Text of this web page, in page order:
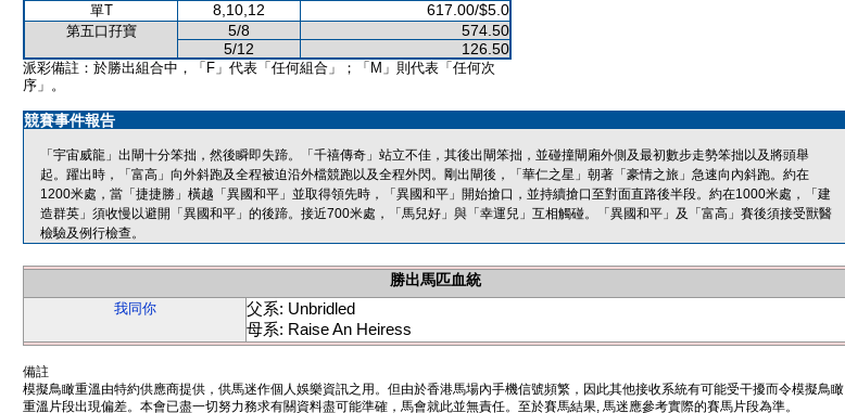
單T 8,10,12 617.00/$5.0
第五口孖寶 5/8
574.50
5/12
126.50
派彩備註：於勝出組合中，「F」代表「任何組合」；「M」則代表「任何次
序」。
競賽事件報告
「宇宙威龍」出閘十分笨拙，然後瞬即失蹄。「千禧傳奇」站立不佳，其後出閘笨拙，並碰撞閘廂外側及最初數步走勢笨拙以及將頭舉
起。躍出時，「富高」向外斜跑及全程被迫沿外檔競跑以及全程外閃。剛出閘後，「華仁之星」朝著「豪情之旅」急速向內斜跑。約在
1200米處，當「捷捷勝」橫越「異國和平」並取得領先時，「異國和平」開始搶口，並持續搶口至對面直路後半段。約在1000米處，「建
造群英」須收慢以避開「異國和平」的後蹄。接近700米處，「馬兒好」與「幸運兒」互相觸碰。「異國和平」及「富高」賽後須接受獸醫
檢驗及例行檢查。
勝出馬匹血統
我同你
父系: Unbridled
母系: Raise An Heiress
備註
模擬鳥瞰重溫由特約供應商提供，供馬迷作個人娛樂資訊之用。但由於香港馬場內手機信號頻繁，因此其他接收系統有可能受干擾而令模擬鳥瞰
重溫片段出現偏差。本會已盡一切努力務求有關資料盡可能準確，馬會就此並無責任。至於賽馬結果, 馬迷應參考實際的賽馬片段為準。